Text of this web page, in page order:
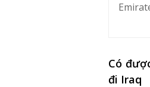
Có
đi Iraq